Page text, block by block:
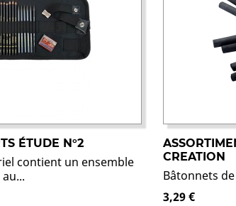
ÉTUDE N°2
contient un ensemble
CREATION
Bâtonnets
3,29 €